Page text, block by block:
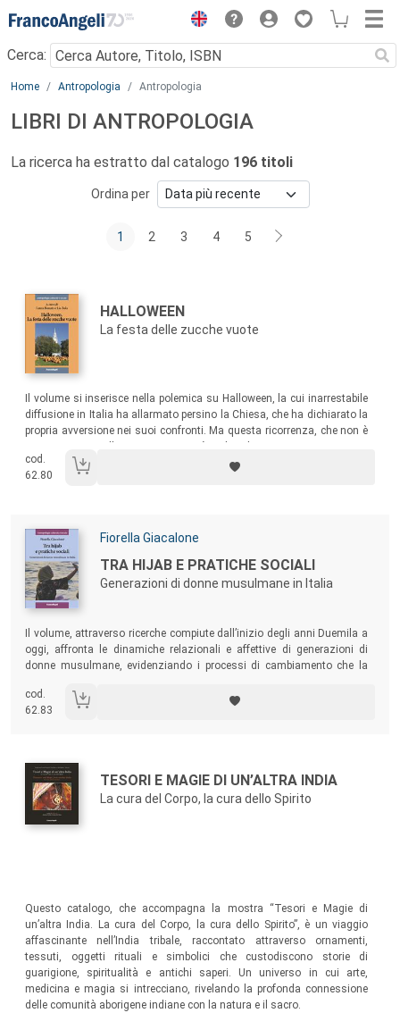
Menu
Cerca:
Main content
Home Antropologia Antropologia
LIBRI DI ANTROPOLOGIA
La ricerca ha estratto dal catalogo 196 titoli
Ordina per
1 2 3 4 5
Autori:
Titolo:
HALLOWEEN
La festa delle zucche vuote
Sommario:
Il volume si inserisce nella polemica su Halloween, la cui inarrestabile
diffusione in Italia ha allarmato persino la Chiesa, che ha dichiarato la
propria avversione nei suoi confronti. Ma questa ricorrenza, che non è
elemento di arricchimento, è tuttora una commemorazione dei defunti
e deve essere interpretata in termini di continuità con il tradizionale
cod.
62.80
Autori:
Fiorella Giacalone
Titolo:
TRA HIJAB E PRATICHE SOCIALI
Generazioni di donne musulmane in Italia
Il volume, attraverso ricerche compiute dall’inizio degli anni Duemila a
oggi, affronta le dinamiche relazionali e affettive di generazioni di
donne musulmane, evidenziando i processi di cambiamento che la
genere, creando nuove dimensioni del femminile, quali presenze
disgiuntive della modernità.
cod.
62.83
Autori:
Titolo:
TESORI E MAGIE DI UN’ALTRA INDIA
La cura del Corpo, la cura dello Spirito
Questo catalogo, che accompagna la mostra “Tesori e Magie di
un’altra India. La cura del Corpo, la cura dello Spirito”, è un viaggio
affascinante nell’India tribale, raccontato attraverso ornamenti,
tessuti, oggetti rituali e simbolici che custodiscono storie di
guarigione, spiritualità e antichi saperi. Un universo in cui arte,
medicina e magia si intrecciano, rivelando la profonda connessione
delle comunità aborigene indiane con la natura e il sacro.